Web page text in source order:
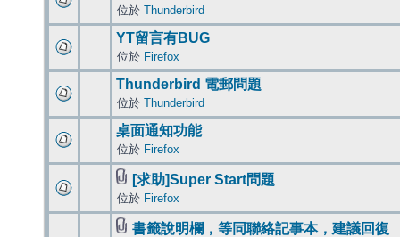
位於 Thunderbird
YT留言有BUG
位於 Firefox
Thunderbird 電郵問題
位於 Thunderbird
桌面通知功能
位於 Firefox
[求助]Super Start問題
位於 Firefox
書籤說明欄，等同聯絡記事本，建議回復